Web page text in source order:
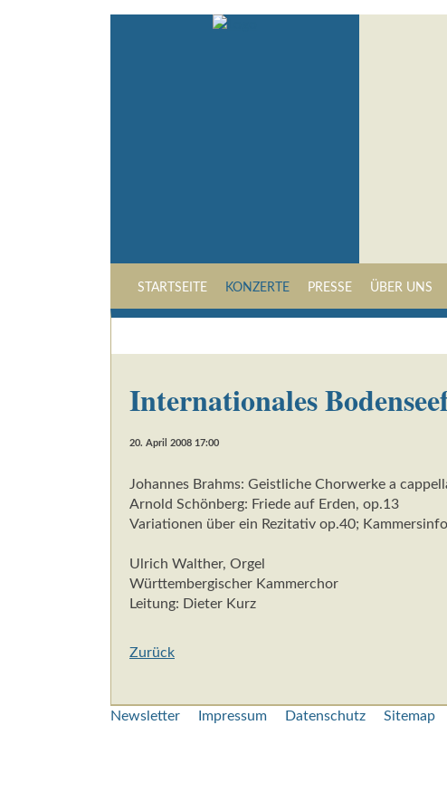
STARTSEITE KONZERTE PRESSE ÜBER UNS
Internationales
20. April 2008 17:00
Johannes Brahms: Geistliche Chorwerke a
Arnold Schönberg: Friede auf Erden, op.13
Variationen über ein Rezitativ op.40;
Ulrich Walther, Orgel
Württembergischer Kammerchor
Leitung: Dieter Kurz
Zurück
Navigation
Newsletter Impressum Datenschutz Sitemap